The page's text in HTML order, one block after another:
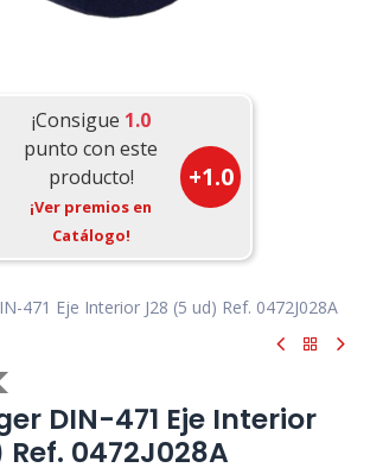
¡Consigue 1.0
punto con este
producto!
¡Ver premios en
Catálogo!
+1.0
471 Eje Interior J28 (5 ud) Ref. 0472J028A
DIN-471 Eje Interior
0472J028A